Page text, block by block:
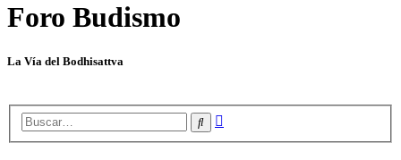
Foro Budismo
La Vía del Bodhisattva
Buscar